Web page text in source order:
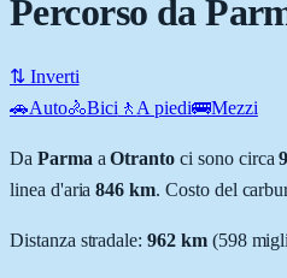
Percorso da
⇅ Inverti
🚗Auto🚴Bici 🚶 A piedi🚌Mezzi
Da Parma aOtranto ci sono circa
linea d'aria846 km. Costo del
Distanza stradale:962km (598